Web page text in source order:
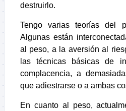
destruirlo.
Tengo varias teorías del
Algunas están
al peso, a la aversión al
las técnicas básicas de
complacencia, a
que adiestrarse o a ambas
En cuanto al peso,